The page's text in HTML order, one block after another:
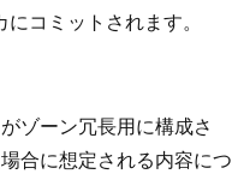
コミットされます。
ゾーン冗長用に構成さ
合に想定される内容につ